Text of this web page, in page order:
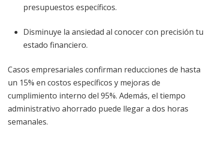
presupuestos específicos.
Disminuye la ansiedad al conocer con precisión tu
estado financiero.
Casos empresariales confirman reducciones de hasta
un 15% en costos específicos y mejoras de
cumplimiento interno del 95%. Además, el tiempo
administrativo ahorrado puede llegar a dos horas
semanales.